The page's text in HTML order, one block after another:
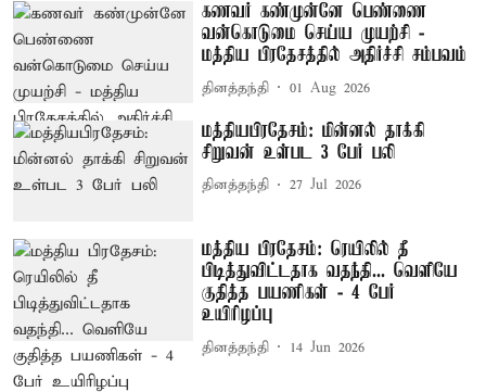
கணவர் கண்முன்னே பெண்ணை
வன்கொடுமை செய்ய முயற்சி -
மத்திய பிரதேசத்தில் அதிர்ச்சி சம்பவம்
தினத்தந்தி 01 Aug 2026
மத்தியபிரதேசம்: மின்னல் தாக்கி
சிறுவன் உள்பட 3 பேர் பலி
தினத்தந்தி 27 Jul 2026
மத்திய பிரதேசம்: ரெயிலில் தீ
பிடித்துவிட்டதாக வதந்தி... வெளியே
குதித்த பயணிகள் - 4 பேர்
உயிரிழப்பு
தினத்தந்தி 14 Jun 2026